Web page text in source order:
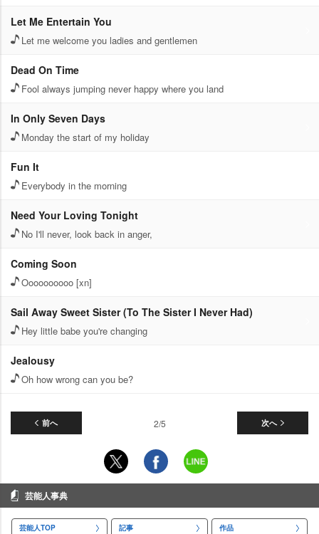
Let Me Entertain You
Let me welcome you ladies and gentlemen
Dead On Time
Fool always jumping never happy where you land
In Only Seven Days
Monday the start of my holiday
Fun It
Everybody in the morning
Need Your Loving Tonight
No I'll never, look back in anger,
Coming Soon
Oooooooooo [xn]
Sail Away Sweet Sister (To The Sister I Never Had)
Hey little babe you're changing
Jealousy
Oh how wrong can you be?
前へ 次へ
2/5
芸能人事典
芸能人TOP 記事 作品